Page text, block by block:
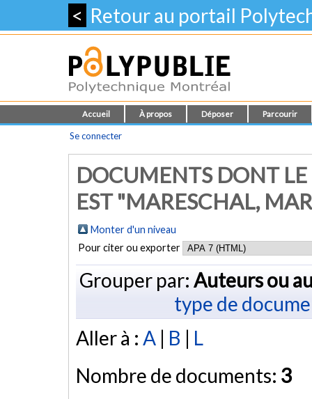
< Retour au portail
Accueil À propos Déposer Parcourir
Se connecter
DOCUMENTS DONT
EST "MARESCHAL,
Monter d'un niveau
Pour citer ou exporter
Grouper par: Auteurs ou
type de
Aller à : A | B | L
Nombre de documents: 3